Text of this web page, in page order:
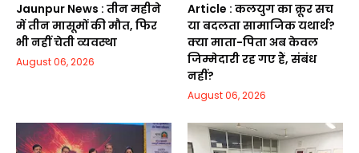
Jaunpur News : तीन महीने
में तीन मासूमों की मौत, फिर
भी नहीं चेती व्यवस्था
August 06, 2026
Article : कलयुग का क्रूर सच
या बदलता सामाजिक यथार्थ?
क्या माता-पिता अब केवल
जिम्मेदारी रह गए हैं, संबंध
नहीं?
August 06, 2026